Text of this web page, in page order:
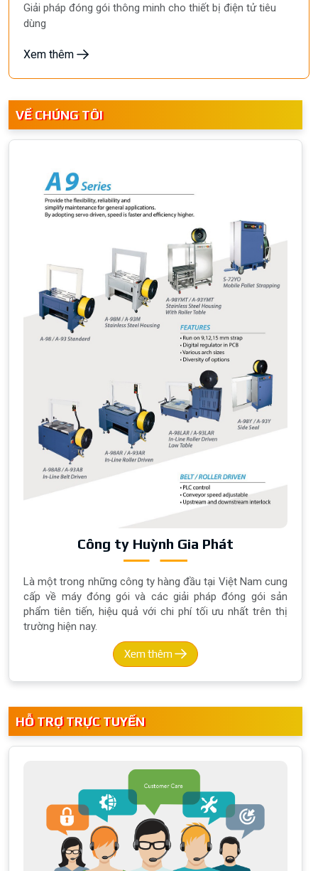
VỀ CHÚNG TÔI
Công ty Huỳnh Gia Phát
Là một trong những công ty hàng đầu tại Việt Nam cung
cấp về máy đóng gói và các giải pháp đóng gói sản
phẩm tiên tiến, hiệu quả với chi phí tối ưu nhất trên thị
trường hiện nay.
Xem thêm
HỖ TRỢ TRỰC TUYẾN
Giải pháp đóng gói thông minh cho thiết bị điện tử tiêu
dùng
Xem thêm